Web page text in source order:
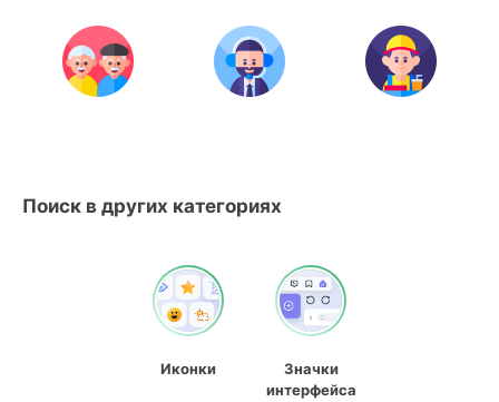
Поиск в других категориях
Иконки
Значки
интерфейса